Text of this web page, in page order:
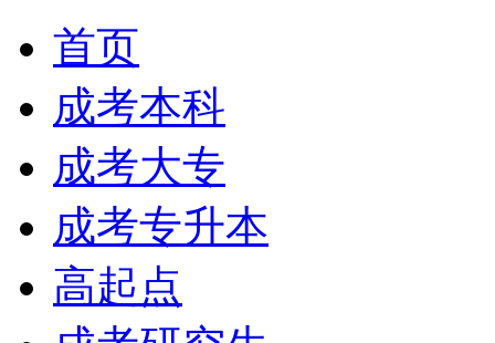
首页
成考本科
成考大专
成考专升本
高起点